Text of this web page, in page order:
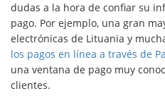
dudas a la hora de confiar su
pago. Por ejemplo, una gran
electrónicas de Lituania y
los pagos en línea a través de
una ventana de pago muy
clientes.